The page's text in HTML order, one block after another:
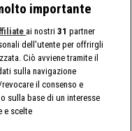
importante
ai nostri31 partner
dell'utente per offrirgli
Ciò avviene tramite il
sulla navigazione
il consenso e
sulla base di un interesse
e scelte